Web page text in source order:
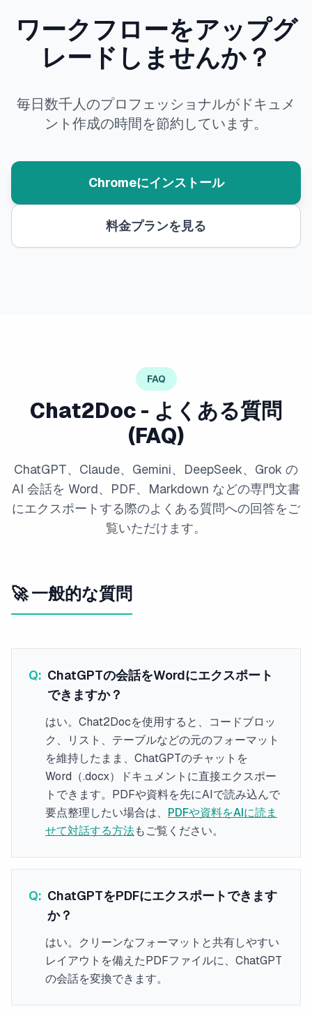
ワークフローをアップグ
レードしませんか？
毎日数千人のプロフェッショナルがドキュメ
ント作成の時間を節約しています。
Chromeにインストール
料金プランを見る
FAQ
Chat2Doc - よくある質問
(FAQ)
ChatGPT、Claude、Gemini、DeepSeek、Grok の
AI 会話を Word、PDF、Markdown などの専門文書
にエクスポートする際のよくある質問への回答をご
覧いただけます。
🚀 一般的な質問
Q: ChatGPTの会話をWordにエクスポート
できますか？
はい。Chat2Docを使用すると、コードブロッ
ク、リスト、テーブルなどの元のフォーマット
を維持したまま、ChatGPTのチャットを
Word（.docx）ドキュメントに直接エクスポー
トできます。PDFや資料を先にAIで読み込んで
要点整理したい場合は、 PDFや資料をAIに読ま
せて対話する方法もご覧ください。
Q: ChatGPTをPDFにエクスポートできます
か？
はい。クリーンなフォーマットと共有しやすい
レイアウトを備えたPDFファイルに、ChatGPT
の会話を変換できます。